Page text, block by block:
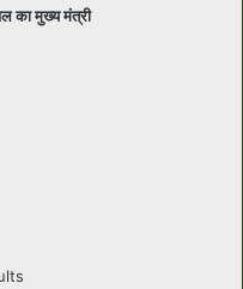
का मुख्य मंत्री